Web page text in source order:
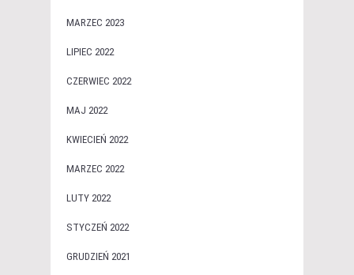
MARZEC 2023
LIPIEC 2022
CZERWIEC 2022
MAJ 2022
KWIECIEŃ 2022
MARZEC 2022
LUTY 2022
STYCZEŃ 2022
GRUDZIEŃ 2021